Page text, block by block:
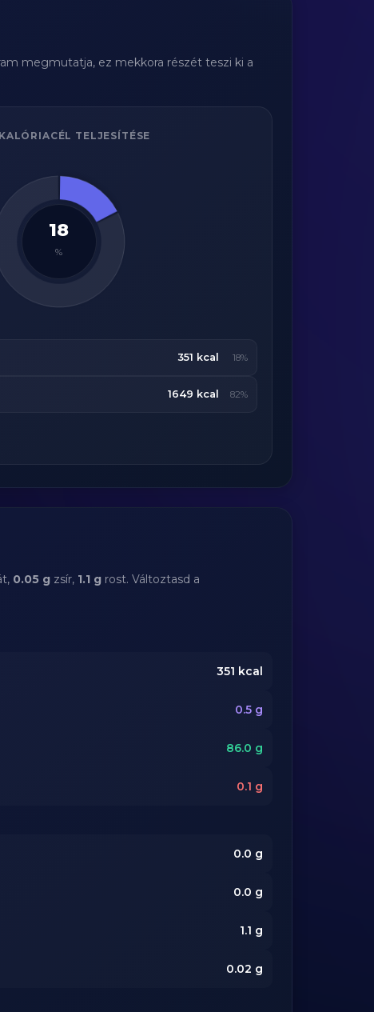
megmutatja, ez mekkora részét teszi ki a
TELJESÍTÉSE
18
%
351 kcal 18%
1649 kcal 82%
0.05 g zsír, 1.1 g rost. Változtasd a
351 kcal
0.5 g
86.0 g
0.1 g
0.0 g
0.0 g
1.1 g
0.02 g